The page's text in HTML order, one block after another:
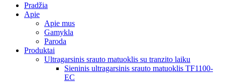
Pradžia
Apie
Apie mus
Gamykla
Paroda
Produktai
Ultragarsinis srauto matuoklis su tranzito laiku
Sieninis ultragarsinis srauto matuoklis TF1100-
EC